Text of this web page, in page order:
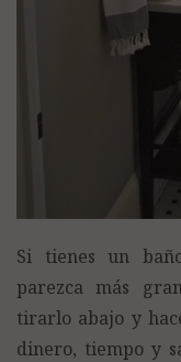
Si tienes un
parezca más
tirarlo abajo y
dinero, tiempo y